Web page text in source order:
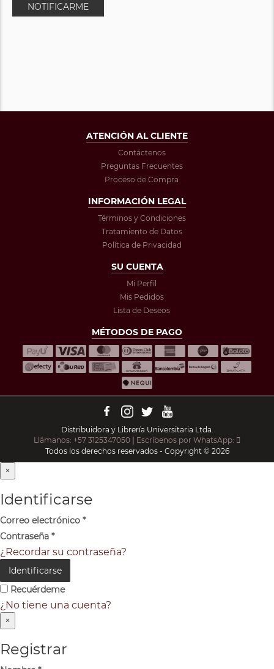
NOTIFICARME
ATENCIÓN AL CLIENTE
Contáctenos
Preguntas Frecuentes
Proceso de Compra
INFORMACIÓN LEGAL
Términos y Condiciones
Tratamiento de Datos
Política de Privacidad
SU CUENTA
Mi Perfil
Mis Pedidos
Lista de Deseos
MÉTODOS DE PAGO
Distribuidora y Librería Universitaria Ltda.
Llámanos: +57 3125347050 | Escríbenos por WhatsApp:
Todos los derechos reservados - Copyright © 2026
×
Identificarse
Correo electrónico *
Contraseña *
¿Recordar su contraseña?
Identificarse
Recuérdeme
¿No tiene una cuenta?
×
Registrar